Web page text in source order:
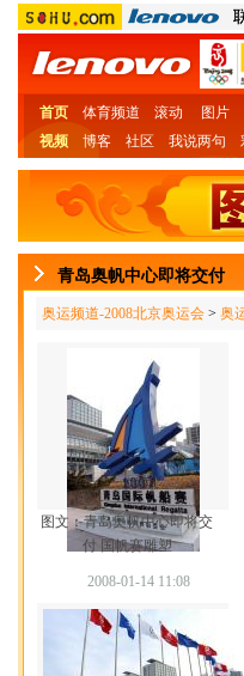
首页 体育频道 滚动 图片
视频
博客 社区 我说两句
青岛奥帆中心即将交付
奥运频道-2008北京奥运会 > 奥
图文：青岛奥帆中心即将交
付 国帆赛雕塑
2008-01-14 11:08